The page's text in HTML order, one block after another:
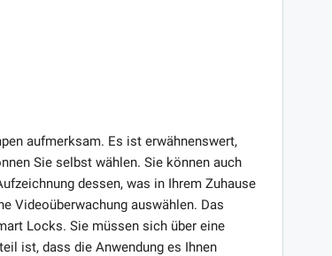
aufmerksam. Es ist erwähnenswert,
Sie selbst wählen. Sie können auch
dessen, was in Ihrem Zuhause
Videoüberwachung auswählen. Das
Locks. Sie müssen sich über eine
ist, dass die Anwendung es Ihnen